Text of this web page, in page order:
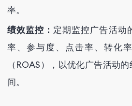
率。
绩效监控： 定期监控广告活动
率、参与度、点击率、转化
（ROAS），以优化广告活动
间。